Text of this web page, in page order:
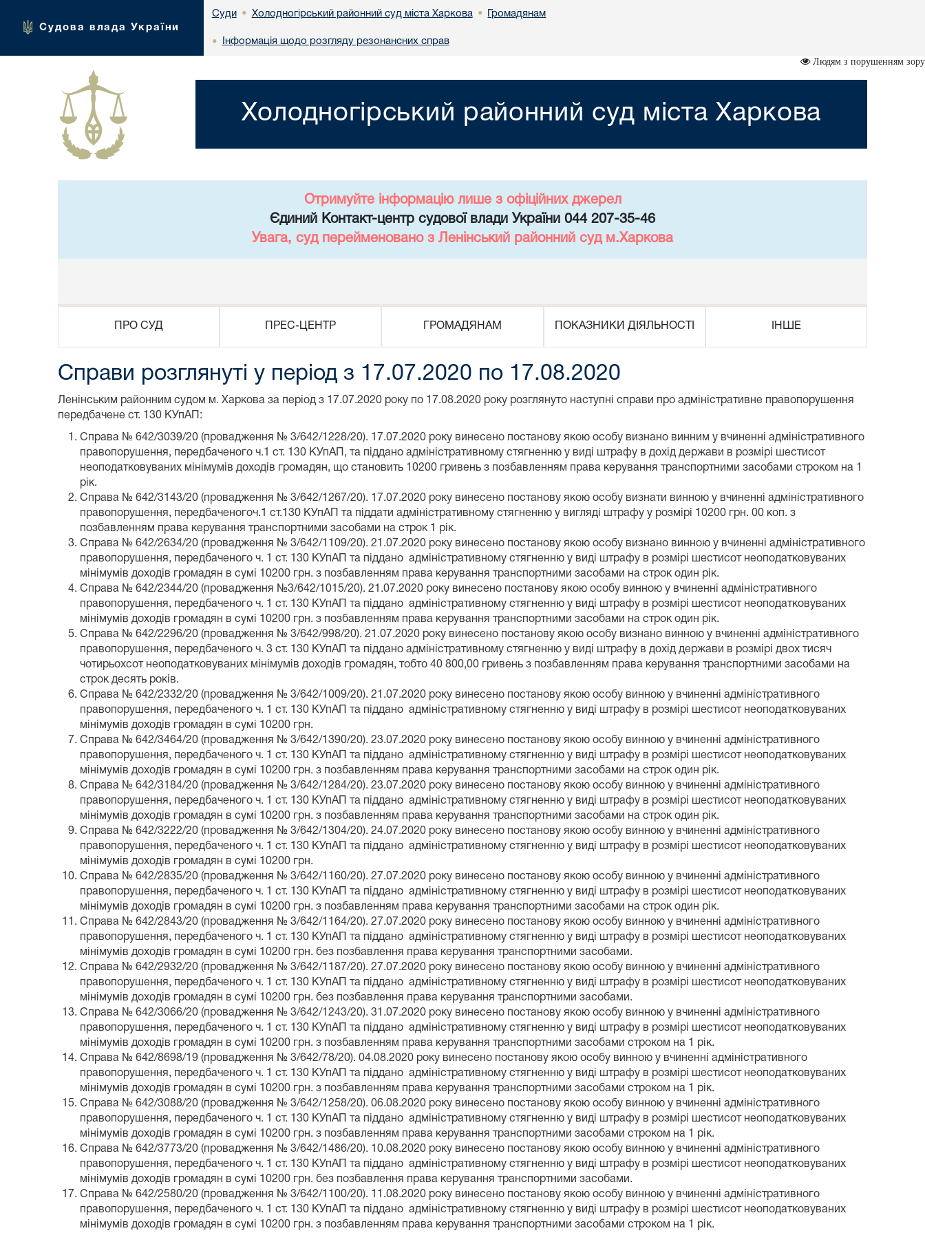
Судова влада України
Суди • Холодногірський районний суд міста Харкова • Громадянам
• Інформація щодо розгляду резонансних справ
Людям з порушенням зору
Холодногірський районний суд міста Харкова
Отримуйте інформацію лише з офіційних джерел
Єдиний Контакт-центр судової влади України 044 207-35-46
Увага, суд перейменовано з Ленінський районний суд м.Харкова
ПРО СУД ПРЕС-ЦЕНТР ГРОМАДЯНАМ ПОКАЗНИКИ ДІЯЛЬНОСТІ ІНШЕ
Справи розглянуті у період з 17.07.2020 по 17.08.2020
Ленінським районним судом м. Харкова за період з 17.07.2020 року по 17.08.2020 року розглянуто наступні справи про адміністративне правопорушення
передбачене ст. 130 КУпАП:
Справа № 642/3039/20 (провадження № 3/642/1228/20). 17.07.2020 року винесено постанову якою особу визнано винним у вчиненні адміністративного
правопорушення, передбаченого ч.1 ст. 130 КУпАП, та піддано адміністративному стягненню у виді штрафу в дохід держави в розмірі шестисот
неоподатковуваних мінімумів доходів громадян, що становить 10200 гривень з позбавленням права керування транспортними засобами строком на 1
рік.
Справа № 642/3143/20 (провадження № 3/642/1267/20). 17.07.2020 року винесено постанову якою особу визнати винною у вчиненні адміністративного
правопорушення, передбаченогоч.1 ст.130 КУпАП та піддати адміністративному стягненню у вигляді штрафу у розмірі 10200 грн. 00 коп. з
позбавленням права керування транспортними засобами на строк 1 рік.
Справа № 642/2634/20 (провадження № 3/642/1109/20). 21.07.2020 року винесено постанову якою особу визнано винною у вчиненні адміністративного
правопорушення, передбаченого ч. 1 ст. 130 КУпАП та піддано адміністративному стягненню у виді штрафу в розмірі шестисот неоподатковуваних
мінімумів доходів громадян в сумі 10200 грн. з позбавленням права керування транспортними засобами на строк один рік.
Справа № 642/2344/20 (провадження №3/642/1015/20). 21.07.2020 року винесено постанову якою особу винною у вчиненні адміністративного
правопорушення, передбаченого ч. 1 ст. 130 КУпАП та піддано адміністративному стягненню у виді штрафу в розмірі шестисот неоподатковуваних
мінімумів доходів громадян в сумі 10200 грн. з позбавленням права керування транспортними засобами на строк один рік.
Справа № 642/2296/20 (провадження № 3/642/998/20). 21.07.2020 року винесено постанову якою особу визнано винною у вчиненні адміністративного
правопорушення, передбаченого ч. 3 ст. 130 КУпАП та піддано адміністративному стягненню у виді штрафу в дохід держави в розмірі двох тисяч
чотирьохсот неоподатковуваних мінімумів доходів громадян, тобто 40 800,00 гривень з позбавленням права керування транспортними засобами на
строк десять років.
Справа № 642/2332/20 (провадження № 3/642/1009/20). 21.07.2020 року винесено постанову якою особу винною у вчиненні адміністративного
правопорушення, передбаченого ч. 1 ст. 130 КУпАП та піддано адміністративному стягненню у виді штрафу в розмірі шестисот неоподатковуваних
мінімумів доходів громадян в сумі 10200 грн.
Справа № 642/3464/20 (провадження № 3/642/1390/20). 23.07.2020 року винесено постанову якою особу винною у вчиненні адміністративного
правопорушення, передбаченого ч. 1 ст. 130 КУпАП та піддано адміністративному стягненню у виді штрафу в розмірі шестисот неоподатковуваних
мінімумів доходів громадян в сумі 10200 грн. з позбавленням права керування транспортними засобами на строк один рік.
Справа № 642/3184/20 (провадження № 3/642/1284/20). 23.07.2020 року винесено постанову якою особу винною у вчиненні адміністративного
правопорушення, передбаченого ч. 1 ст. 130 КУпАП та піддано адміністративному стягненню у виді штрафу в розмірі шестисот неоподатковуваних
мінімумів доходів громадян в сумі 10200 грн. з позбавленням права керування транспортними засобами на строк один рік.
Справа № 642/3222/20 (провадження № 3/642/1304/20). 24.07.2020 року винесено постанову якою особу винною у вчиненні адміністративного
правопорушення, передбаченого ч. 1 ст. 130 КУпАП та піддано адміністративному стягненню у виді штрафу в розмірі шестисот неоподатковуваних
мінімумів доходів громадян в сумі 10200 грн.
Справа № 642/2835/20 (провадження № 3/642/1160/20). 27.07.2020 року винесено постанову якою особу винною у вчиненні адміністративного
правопорушення, передбаченого ч. 1 ст. 130 КУпАП та піддано адміністративному стягненню у виді штрафу в розмірі шестисот неоподатковуваних
мінімумів доходів громадян в сумі 10200 грн. з позбавленням права керування транспортними засобами на строк один рік.
Справа № 642/2843/20 (провадження № 3/642/1164/20). 27.07.2020 року винесено постанову якою особу винною у вчиненні адміністративного
правопорушення, передбаченого ч. 1 ст. 130 КУпАП та піддано адміністративному стягненню у виді штрафу в розмірі шестисот неоподатковуваних
мінімумів доходів громадян в сумі 10200 грн. без позбавлення права керування транспортними засобами.
Справа № 642/2932/20 (провадження № 3/642/1187/20). 27.07.2020 року винесено постанову якою особу винною у вчиненні адміністративного
правопорушення, передбаченого ч. 1 ст. 130 КУпАП та піддано адміністративному стягненню у виді штрафу в розмірі шестисот неоподатковуваних
мінімумів доходів громадян в сумі 10200 грн. без позбавлення права керування транспортними засобами.
Справа № 642/3066/20 (провадження № 3/642/1243/20). 31.07.2020 року винесено постанову якою особу винною у вчиненні адміністративного
правопорушення, передбаченого ч. 1 ст. 130 КУпАП та піддано адміністративному стягненню у виді штрафу в розмірі шестисот неоподатковуваних
мінімумів доходів громадян в сумі 10200 грн. з позбавленням права керування транспортними засобами строком на 1 рік.
Справа № 642/8698/19 (провадження № 3/642/78/20). 04.08.2020 року винесено постанову якою особу винною у вчиненні адміністративного
правопорушення, передбаченого ч. 1 ст. 130 КУпАП та піддано адміністративному стягненню у виді штрафу в розмірі шестисот неоподатковуваних
мінімумів доходів громадян в сумі 10200 грн. з позбавленням права керування транспортними засобами строком на 1 рік.
Справа № 642/3088/20 (провадження № 3/642/1258/20). 06.08.2020 року винесено постанову якою особу винною у вчиненні адміністративного
правопорушення, передбаченого ч. 1 ст. 130 КУпАП та піддано адміністративному стягненню у виді штрафу в розмірі шестисот неоподатковуваних
мінімумів доходів громадян в сумі 10200 грн. з позбавленням права керування транспортними засобами строком на 1 рік.
Справа № 642/3773/20 (провадження № 3/642/1486/20). 10.08.2020 року винесено постанову якою особу винною у вчиненні адміністративного
правопорушення, передбаченого ч. 1 ст. 130 КУпАП та піддано адміністративному стягненню у виді штрафу в розмірі шестисот неоподатковуваних
мінімумів доходів громадян в сумі 10200 грн. без позбавлення права керування транспортними засобами.
Справа № 642/2580/20 (провадження № 3/642/1100/20). 11.08.2020 року винесено постанову якою особу винною у вчиненні адміністративного
правопорушення, передбаченого ч. 1 ст. 130 КУпАП та піддано адміністративному стягненню у виді штрафу в розмірі шестисот неоподатковуваних
мінімумів доходів громадян в сумі 10200 грн. з позбавленням права керування транспортними засобами строком на 1 рік.